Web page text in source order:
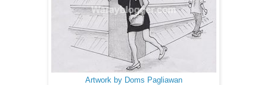
Artwork by Doms Pagliawan